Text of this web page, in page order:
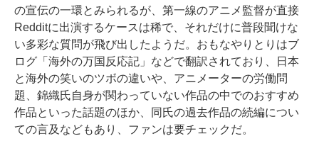
の宣伝の一環とみられるが、第一線のアニメ監督が直接
Redditに出演するケースは稀で、それだけに普段聞けな
い多彩な質問が飛び出したようだ。おもなやりとりはブ
ログ「海外の万国反応記」などで翻訳されており、日本
と海外の笑いのツボの違いや、アニメーターの労働問
題、錦織氏自身が関わっていない作品の中でのおすすめ
作品といった話題のほか、同氏の過去作品の続編につい
ての言及などもあり、ファンは要チェックだ。